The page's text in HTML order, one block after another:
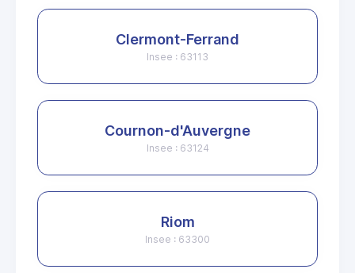
Clermont-Ferrand
Insee : 63113
Cournon-d'Auvergne
Insee : 63124
Riom
Insee : 63300